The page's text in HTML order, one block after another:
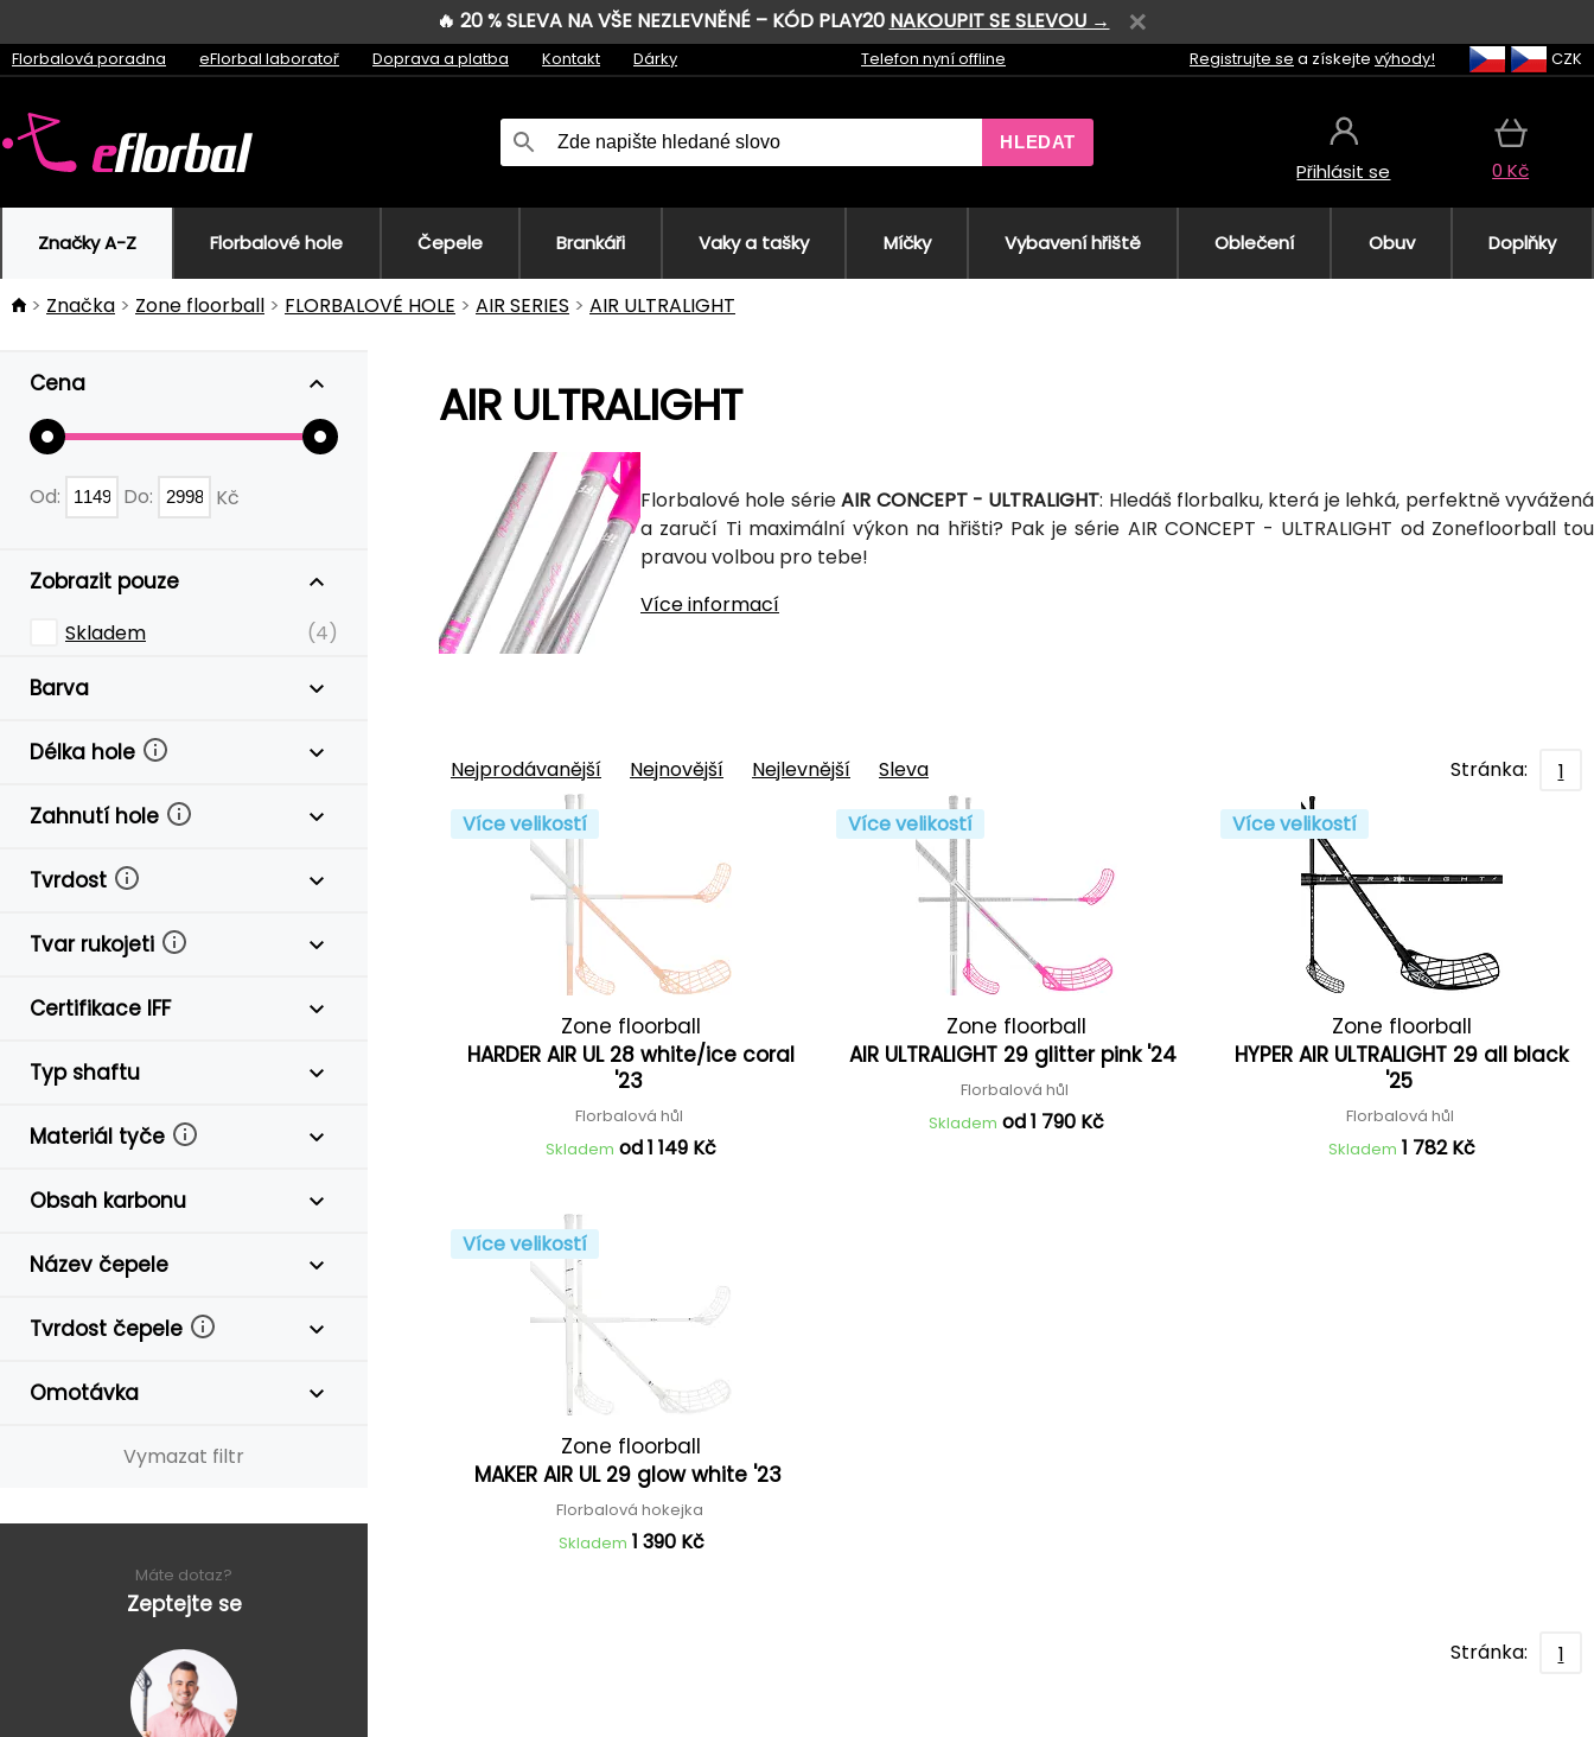
🔥 20 % SLEVA NA VŠE NEZLEVNĚNÉ – KÓD PLAY20 NAKOUPIT SE SLEVOU →
Florbalová poradna eFlorbal laboratoř Doprava a platba Kontakt Dárky Telefon nyní offline Registrujte se a získejte výhody! CZK
HLEDAT
Přihlásit se 0 Kč
Značky A-Z Florbalové hole Čepele Brankáři Vaky a tašky Míčky Vybavení hřiště Oblečení Obuv Doplňky
Značka Zone floorball FLORBALOVÉ HOLE AIR SERIES AIR ULTRALIGHT
Cena
Od: Do: Kč
Zobrazit pouze
Skladem (4)
Barva
Délka hole
Zahnutí hole
Tvrdost
Tvar rukojeti
Certifikace IFF
Typ shaftu
Materiál tyče
Obsah karbonu
Název čepele
Tvrdost čepele
Omotávka
Vymazat filtr
Máte dotaz?
Zeptejte se
AIR ULTRALIGHT
Florbalové hole sérieAIR CONCEPT - ULTRALIGHT: Hledáš florbalku, která je lehká, perfektně vyvážená
a zaručí Ti maximální výkon na hřišti? Pak je série AIR CONCEPT - ULTRALIGHT od Zonefloorball tou
pravou volbou pro tebe!
Více informací
Nejprodávanější Nejnovější Nejlevnější Sleva Stránka:
1
Více velikostí
Zone floorball
HARDER AIR UL 28 white/ice coral
'23
Florbalová hůl
Skladem od 1 149 Kč
Více velikostí
Zone floorball
AIR ULTRALIGHT 29 glitter pink '24
Florbalová hůl
Skladem od 1 790 Kč
Více velikostí
Zone floorball
HYPER AIR ULTRALIGHT 29 all black
'25
Florbalová hůl
Skladem 1 782 Kč
Více velikostí
Zone floorball
MAKER AIR UL 29 glow white '23
Florbalová hokejka
Skladem 1 390 Kč
Stránka: 1